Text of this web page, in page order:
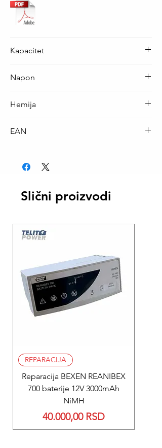
Kapacitet
Napon
Hemija
EAN
Slični proizvodi
REPARACIJA
Reparacija BEXEN REANIBEX
700 baterije 12V 3000mAh
NiMH
Price
40.000,00 RSD